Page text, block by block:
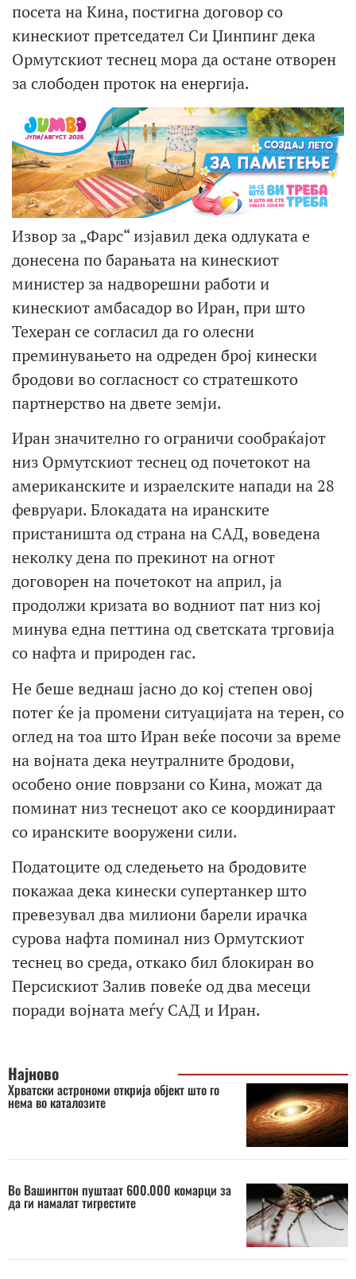
посета на Кина, постигна договор со
кинескиот претседател Си Џинпинг дека
Ормутскиот теснец мора да остане отворен
за слободен проток на енергија.
Извор за „Фарс“ изјавил дека одлуката е
донесена по барањата на кинескиот
министер за надворешни работи и
кинескиот амбасадор во Иран, при што
Техеран се согласил да го олесни
преминувањето на одреден број кинески
бродови во согласност со стратешкото
партнерство на двете земји.
Иран значително го ограничи сообраќајот
низ Ормутскиот теснец од почетокот на
американските и израелските напади на 28
февруари. Блокадата на иранските
пристаништа од страна на САД, воведена
неколку дена по прекинот на огнот
договорен на почетокот на април, ја
продолжи кризата во водниот пат низ кој
минува една петтина од светската трговија
со нафта и природен гас.
Не беше веднаш јасно до кој степен овој
потег ќе ја промени ситуацијата на терен, со
оглед на тоа што Иран веќе посочи за време
на војната дека неутралните бродови,
особено оние поврзани со Кина, можат да
поминат низ теснецот ако се координираат
со иранските вооружени сили.
Податоците од следењето на бродовите
покажаа дека кинески супертанкер што
превезувал два милиони барели ирачка
сурова нафта поминал низ Ормутскиот
теснец во среда, откако бил блокиран во
Персискиот Залив повеќе од два месеци
поради војната меѓу САД и Иран.
Најново
Хрватски астрономи открија објект што го
нема во каталозите
Во Вашингтон пуштаат 600.000 комарци за
да ги намалат тигрестите